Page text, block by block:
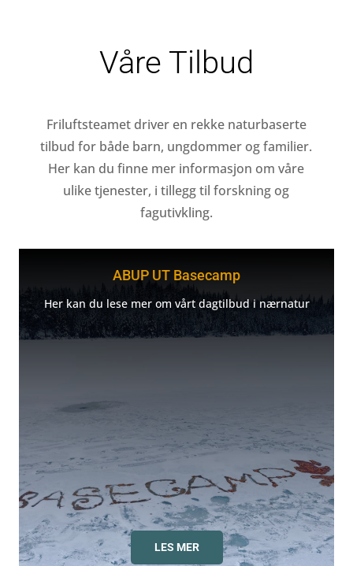
Våre Tilbud
Friluftsteamet driver en rekke naturbaserte
tilbud for både barn, ungdommer og familier.
Her kan du finne mer informasjon om våre
ulike tjenester, i tillegg til forskning og
fagutivkling.
ABUP UT Basecamp
Her kan du lese mer om vårt dagtilbud i nærnatur
LES MER